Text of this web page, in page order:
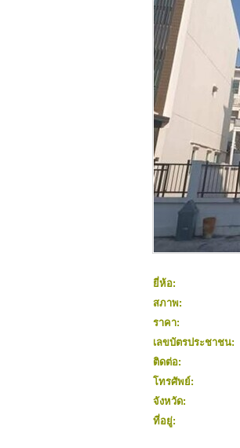
ยี่ห้อ:
สภาพ:
ราคา:
เลขบัตรประชาชน:
ติดต่อ:
โทรศัพย์:
จังหวัด:
ที่อยู่: